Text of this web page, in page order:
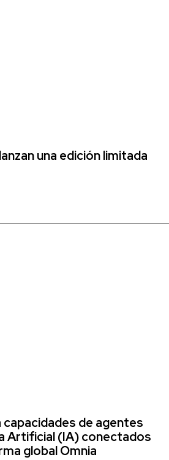
una edición limitada
de agentes
Artificial (IA) conectados
global Omnia